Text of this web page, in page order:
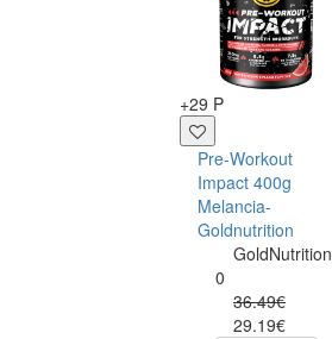
+29 P
Pre-Workout
Impact 400g
Melancia-
Goldnutrition
GoldNutrition
0
36.49€
29.19€